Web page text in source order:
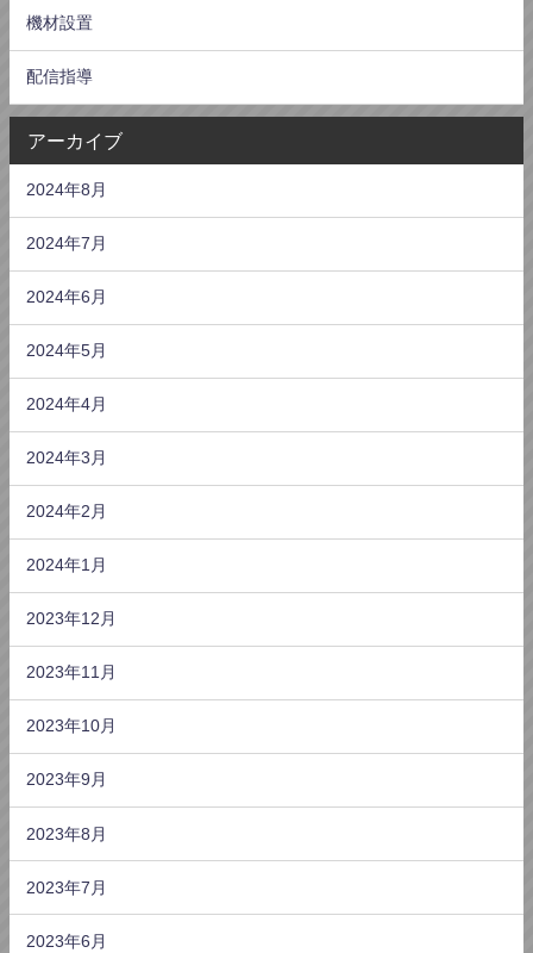
機材設置
配信指導
アーカイブ
2024年8月
2024年7月
2024年6月
2024年5月
2024年4月
2024年3月
2024年2月
2024年1月
2023年12月
2023年11月
2023年10月
2023年9月
2023年8月
2023年7月
2023年6月